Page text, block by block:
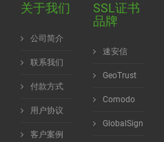
关于我们
公司简介
联系我们
付款方式
用户协议
客户案例
SSL证书
品牌
速安信
GeoTrust
Comodo
GlobalSign